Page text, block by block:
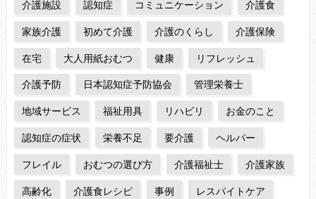
介護施設 認知症 コミュニケーション 介護食
家族介護 初めて介護 介護のくらし 介護保険
在宅 大人用紙おむつ 健康 リフレッシュ
介護予防 日本認知症予防協会 管理栄養士
地域サービス 福祉用具 リハビリ お金のこと
認知症の症状 栄養不足 要介護 ヘルパー
フレイル おむつの選び方 介護福祉士 介護家族
高齢化 介護食レシピ 事例 レスパイトケア